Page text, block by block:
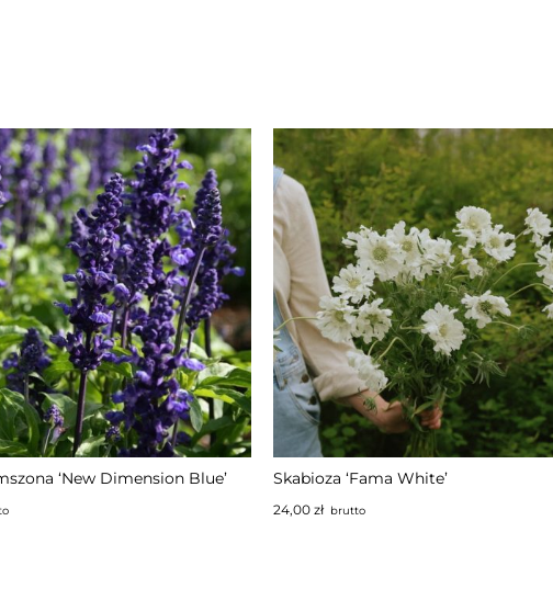
‘New Dimension Blue’ NIEDOSTĘPNY
Skabioza ‘Fama White’
24,00 złbrutto